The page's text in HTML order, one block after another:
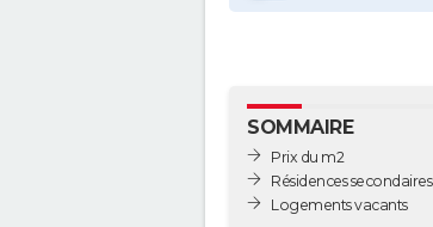
SOMMAIRE
Prix du m2
Résidences secondaires
Logements vacants